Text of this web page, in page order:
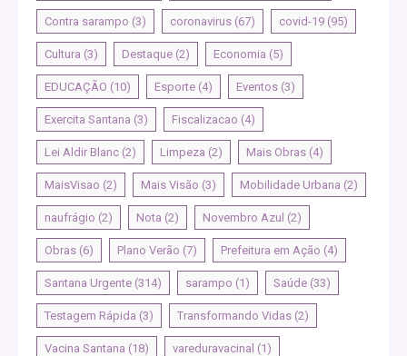
Contra sarampo (3) coronavirus (67) covid-19 (95)
Cultura (3) Destaque (2) Economia (5)
EDUCAÇÃO (10) Esporte (4) Eventos (3)
Exercita Santana (3) Fiscalizacao (4)
Lei Aldir Blanc (2) Limpeza (2) Mais Obras (4)
MaisVisao (2) Mais Visão (3) Mobilidade Urbana (2)
naufrágio (2) Nota (2) Novembro Azul (2)
Obras (6) Plano Verão (7) Prefeitura em Ação (4)
Santana Urgente (314) sarampo (1) Saúde (33)
Testagem Rápida (3) Transformando Vidas (2)
Vacina Santana (18) vareduravacinal (1)